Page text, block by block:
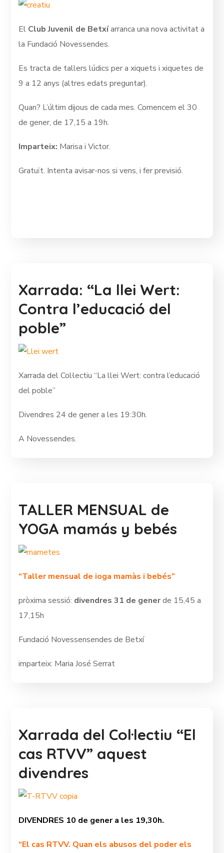
El Club Juvenil de Betxíarranca una nova activitat a
la Fundació Novessendes.
Es tracta de tallers lúdics per a xiquets i xiquetes de
9 a 12 anys (altres edats preguntar).
Quan? L’últim dijous de cada mes. Comencem el 30
de gener, de 17,15 a 19h.
Imparteix: Marisa i Victor.
Gratuït. Intenta avisar-nos si vens, i fer previsió.
Xarrada: “La llei Wert:
Contra l’educació del
poble”
Xarrada del Col·lectiu “La llei Wert: contra l’educació
del poble”
Divendres 24 de gener a les 19:30h.
A Novessendes.
TALLER MENSUAL de
YOGA mamás y bebés
“Taller mensual de ioga mamàs i bebés”
pròxima sessió: divendres 31 de generde 15,45 a
17,15h
Fundació Novessensendes de Betxí
imparteix: Maria José Serrat
Xarrada del Col·lectiu “El
cas RTVV” aquest
divendres
DIVENDRES 10 de gener a les 19,30h.
“El cas RTVV. Quan els abusos del poder els